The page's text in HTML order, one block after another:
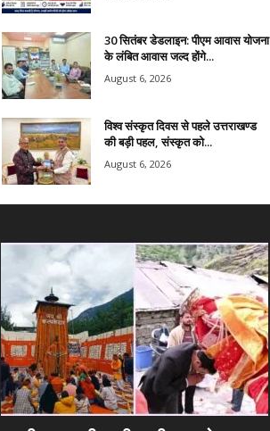
30 सितंबर डेडलाइन: पीएम आवास योजना
के लंबित आवास जल्द होंगे...
August 6, 2026
विश्व संस्कृत दिवस से पहले उत्तराखण्ड
की बड़ी पहल, संस्कृत को...
August 6, 2026